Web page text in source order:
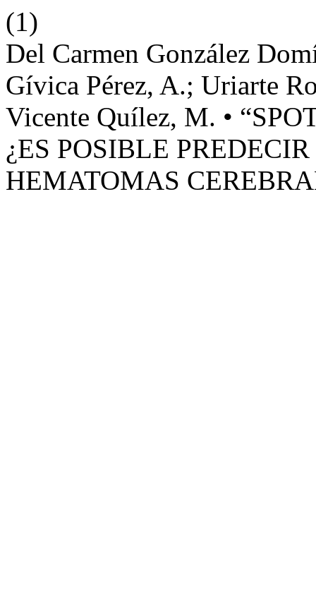
(1)
Del Carmen González
Gívica Pérez, A.; Uriarte
Vicente Quílez, M. •
¿ES POSIBLE
HEMATOMAS